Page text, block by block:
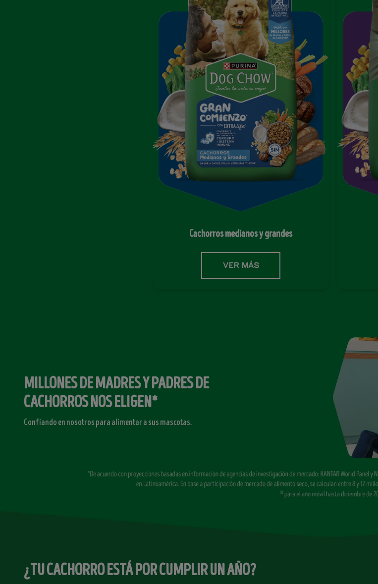
Cachorros medianos y grandes
VER MÁS
MILLONES DE MADRES Y PADRES DE
CACHORROS NOS ELIGEN*
Confiando en nosotros para alimentar a sus mascotas.
¿TU CACHORRO ESTÁ POR CUMPLIR UN AÑO?